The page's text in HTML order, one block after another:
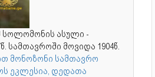
სოლომონის ასული -
სამთავროში მოვიდა 1904წ.
მონოზონი სამთავრო
ეკლესია, დედათა